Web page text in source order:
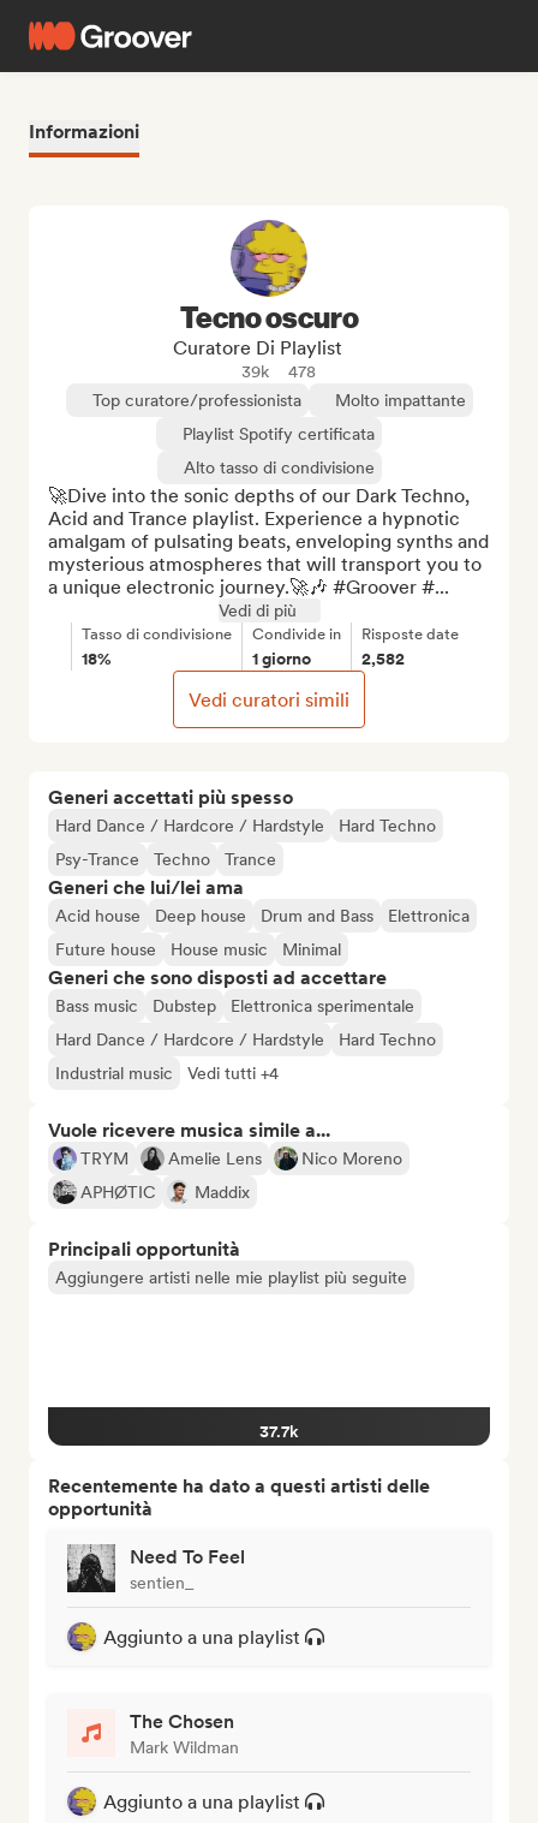
Informazioni
Generi accettati più spesso
Hard Dance / Hardcore / Hardstyle
Hard Techno
Psy-Trance
Techno Trance
Generi che lui/lei ama
Acid house Deep house Drum and Bass
Elettronica
Future house
House music Minimal
Generi che sono disposti ad accettare
Bass music Dubstep
Elettronica sperimentale
Hard Dance / Hardcore / Hardstyle
Hard Techno
Industrial music
Vedi tutti +4
Vuole ricevere musica simile a...
TRYM Amelie Lens
Nico Moreno
APHØTIC
Maddix
Principali opportunità
Aggiungere artisti nelle mie playlist più seguite
37.7k
Recentemente ha dato a questi artisti delle
opportunità
Need To Feel
sentien_
Aggiunto a una playlist
The Chosen
Mark Wildman
Aggiunto a una playlist
Tecno oscuro
Curatore Di Playlist
39k
478
Top curatore/professionista
Molto impattante
Playlist Spotify certificata
Alto tasso di condivisione
🚀Dive into the sonic depths of our Dark Techno,
Acid and Trance playlist. Experience a hypnotic
amalgam of pulsating beats, enveloping synths and
mysterious atmospheres that will transport you to
a unique electronic journey.🚀🎶 #Groover #...
Vedi di più
Tasso di condivisione
18%
Condivide in
1 giorno
Risposte date
2,582
Vedi curatori simili